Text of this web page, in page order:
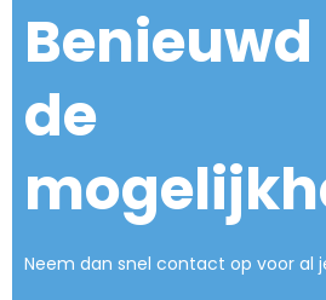
de
Neem dan snel contact op voor al